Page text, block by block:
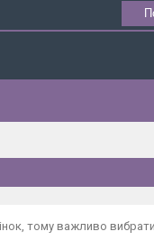
тому важливо